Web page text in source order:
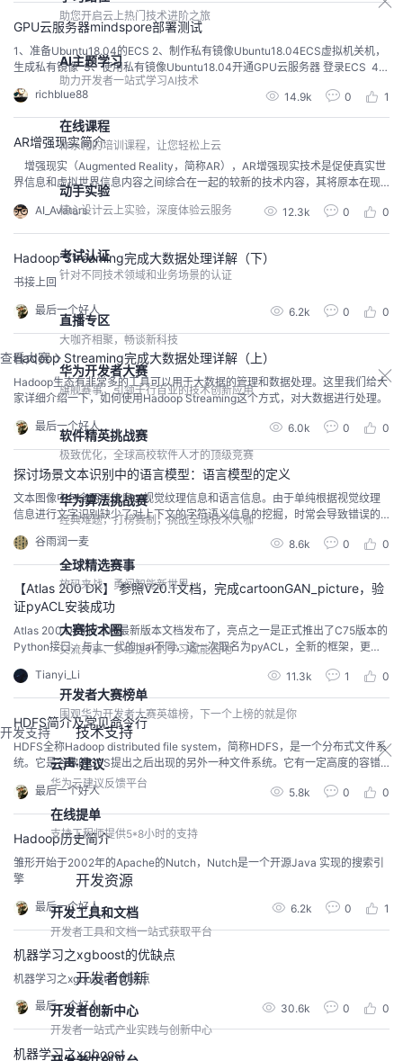
助您开启云上热门技术进阶之旅
AI主题学习
助力开发者一站式学习AI技术
在线课程
体系化的培训课程，让您轻松上云
动手实验
精心设计云上实验，深度体验云服务
考试认证
针对不同技术领域和业务场景的认证
直播专区
大咖齐相聚，畅谈新科技
查看大赛
华为开发者大赛
旗舰赛事，引领千行百业的技术创新应用
软件精英挑战赛
极致优化，全球高校软件人才的顶级竞赛
华为算法挑战赛
经典难题，打榜赛制，挑战全球技术大咖
全球精选赛事
放码来战，勇闯智能新世界
大赛技术圈
交流共享、多维提升的学习赋能园地
开发者大赛榜单
围观华为开发者大赛英雄榜，下一个上榜的就是你
开发支持 技术支持
云声·建议
华为云建议反馈平台
在线提单
支持工程师提供5*8小时的支持
开发资源
开发工具和文档
开发者工具和文档一站式获取平台
开发者创新
开发者创新中心
开发者一站式产业实践与创新中心
GPU云服务器mindspore部署测试
1、准备Ubuntu18.04的ECS 2、制作私有镜像Ubuntu18.04ECS虚拟机关机，
生成私有镜像 3、使用私有镜像Ubuntu18.04开通GPU云服务器 登录ECS 4、
mindspore环境准备4.1 安装libsndfile包sudo apt-get install libsndfile*4.2 ro
ot下执行：dpkg-reconfigure dash在界面中选择n...
richblue88 14.9k 0 1
AR增强现实简介
增强现实（Augmented Reality，简称AR），AR增强现实技术是促使真实世
界信息和虚拟世界信息内容之间综合在一起的较新的技术内容，其将原本在现
实世界的空间范围中比较难以进行体验的实体信息在电脑等科学技术的基础
上，实施模拟仿真处理，叠加将虚拟信息内容在真实世界中加以有效应用，并
且在这一过程中能够被人类感官所感知，从而实现超越现实的感官体验。真实
环境和虚拟物体之间重叠之后，能...
AI_Avatars 12.3k 0 0
Hadoop Streaming完成大数据处理详解（下）
书接上回
最后一个好人 6.2k 0 0
Hadoop Streaming完成大数据处理详解（上）
Hadoop生态有非常多的工具可以用于大数据的管理和数据处理。这里我们给大
家详细介绍一下，如何使用Hadoop Streaming这个方式，对大数据进行处理。
最后一个好人 6.0k 0 0
探讨场景文本识别中的语言模型：语言模型的定义
文本图像中包含两层信息：视觉纹理信息和语言信息。由于单纯根据视觉纹理
信息进行文字识别缺少了对上下文的字符语义信息的挖掘，时常会导致错误的
性能成为了最近场景文本识别任务中比较受欢迎的思路。
谷雨润一麦 8.6k 0 0
【Atlas 200 DK】 参照V20.1文档，完成cartoonGAN_picture，验
证pyACL安装成功
Atlas 200 DK的V20.1最新版本文档发布了，亮点之一是正式推出了C75版本的
Python接口，与上一代的hiai不同，这一次取名为pyACL，全新的框架，更好
了一个Python版本的案例，进行了部署验证，基本完成，特意来分享一下，方
便使用Python进行学习开发的小伙伴，验证自己的pyACL是否安装成功了
Tianyi_Li 11.3k 1 0
HDFS简介及常见命令行
HDFS全称Hadoop distributed file system，简称HDFS，是一个分布式文件系
统。它是谷歌的GFS提出之后出现的另外一种文件系统。它有一定高度的容错
性，而且提供了高吞吐量的数据访问，非常适合大规模数据集上的应用。HDFS
提供了一个高度容错性和高吞吐量的海量数据存储解决方案。
最后一个好人 5.8k 0 0
Hadoop历史简介
雏形开始于2002年的Apache的Nutch，Nutch是一个开源Java 实现的搜索引
擎
最后一个好人 6.2k 0 1
机器学习之xgboost的优缺点
机器学习之xgboost的优缺点
最后一个好人 30.6k 0 0
机器学习之xgboost